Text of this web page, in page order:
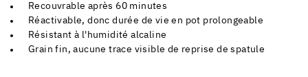
Recouvrable après 60 minutes
Réactivable, donc durée de vie en pot prolongeable
Résistant à l'humidité alcaline
Grain fin, aucune trace visible de reprise de spatule